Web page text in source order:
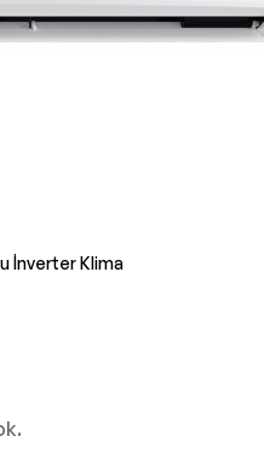
İnverter Klima